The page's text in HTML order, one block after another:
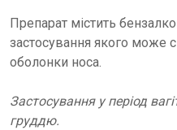
Препарат містить
застосування якого може
оболонки носа.
Застосування у період
груддю.